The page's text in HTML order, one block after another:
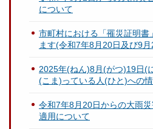
について
市町村における「罹災証明書
ます(令和7年8月20日及び9月
2025年(ねん)8月(がつ)19日(
(こま)っている人(ひと)への情
令和7年8月20日からの大雨
適用について